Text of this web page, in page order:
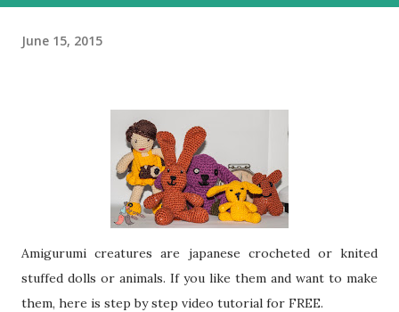
June 15, 2015
Amigurumi creatures are japanese crocheted or knited
stuffed dolls or animals. If you like them and want to make
them, here is step by step video tutorial for FREE.